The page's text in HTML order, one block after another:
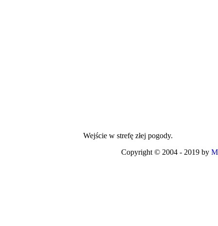
Wejście w strefę złej pogody.
Copyright © 2004 - 2019 by